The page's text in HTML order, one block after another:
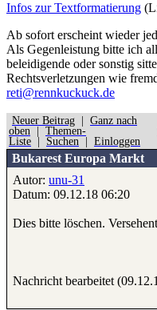
Infos zur Textformatierung
Ab sofort erscheint wieder
Als Gegenleistung bitte ich
beleidigende oder sonstig
Rechtsverletzungen wie
reti@rennkuckuck.de
Neuer Beitrag
Ganz nach
oben
Themen-
Liste
Suchen Einloggen
Bukarest Europa Markt
Autor: unu-31
Datum: 09.12.18 06:20
Dies bitte löschen.
Nachricht bearbeitet